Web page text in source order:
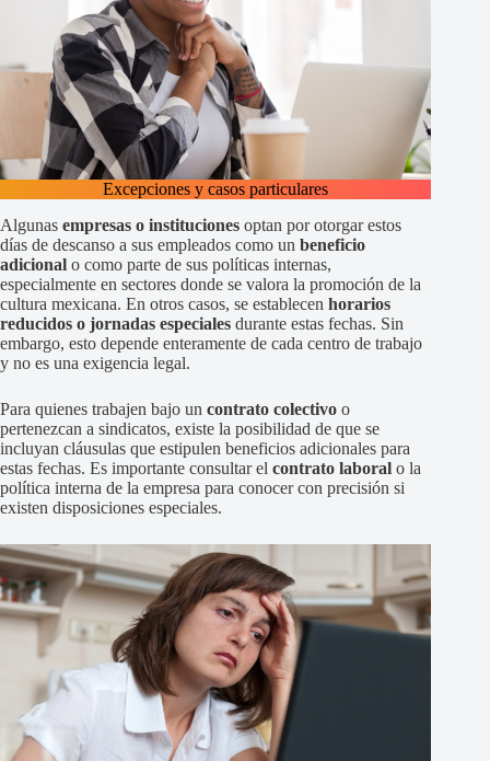
Excepciones y casos particulares
Algunas empresas o instituciones optan por otorgar estos
días de descanso a sus empleados como un beneficio
adicional o como parte de sus políticas internas,
especialmente en sectores donde se valora la promoción de la
cultura mexicana. En otros casos, se establecen horarios
reducidos o jornadas especiales durante estas fechas. Sin
embargo, esto depende enteramente de cada centro de trabajo
y no es una exigencia legal.
Para quienes trabajen bajo un contrato colectivo o
pertenezcan a sindicatos, existe la posibilidad de que se
incluyan cláusulas que estipulen beneficios adicionales para
estas fechas. Es importante consultar el contrato laboral o la
política interna de la empresa para conocer con precisión si
existen disposiciones especiales.